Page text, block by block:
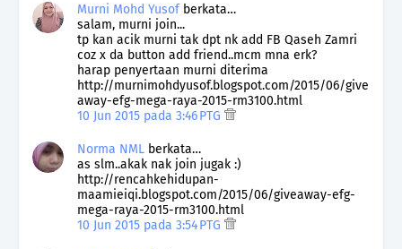
Murni Mohd Yusofberkata…
salam, murni join...
tp kan acik murni tak dpt nk add FB Qaseh Zamri
coz x da button add friend..mcm mna erk?
harap penyertaan murni diterima
http://murnimohdyusof.blogspot.com/2015/06/give
away-efg-mega-raya-2015-rm3100.html
10 Jun 2015 pada 3:46 PTG
Norma NML berkata…
as slm..akak nak join jugak :)
http://rencahkehidupan-
maamieiqi.blogspot.com/2015/06/giveaway-efg-
mega-raya-2015-rm3100.html
10 Jun 2015 pada 3:54 PTG